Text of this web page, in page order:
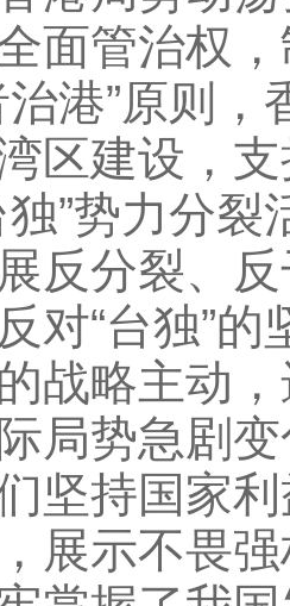
面管治权
治港”原则
区建设，
独”势力分
反分裂、
对“台独”
战略主动
局势急剧
坚持国家
展示不畏